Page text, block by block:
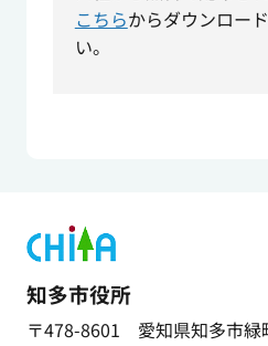
こちらからダウンロー
い。
知多市役所
〒478-8601 愛知県知多市緑